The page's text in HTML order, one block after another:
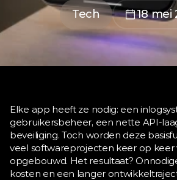
Tech
18 mei
Elke app heeft ze nodig: een
gebruikersbeheer, een nette API-
beveiliging. Toch worden deze
veel softwareprojecten keer op keer
opgebouwd. Het resultaat?
kosten en een langer